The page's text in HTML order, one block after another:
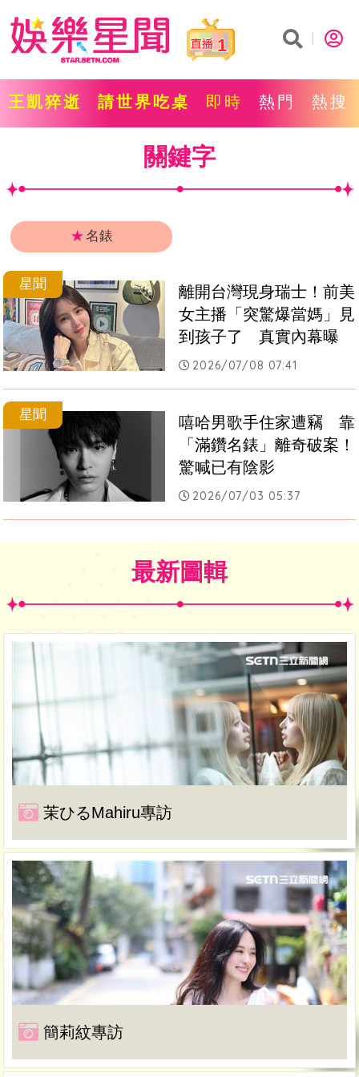
1
王凱猝逝 請世界吃桌 即時 熱門 熱搜
關鍵字
★名錶
星聞
離開台灣現身瑞士！前美
女主播「突驚爆當媽」見
到孩子了　真實內幕曝
2026/07/08 07:41
星聞
嘻哈男歌手住家遭竊　靠
「滿鑽名錶」離奇破案！
驚喊已有陰影
2026/07/03 05:37
最新圖輯
茉ひるMahiru專訪
簡莉紋專訪